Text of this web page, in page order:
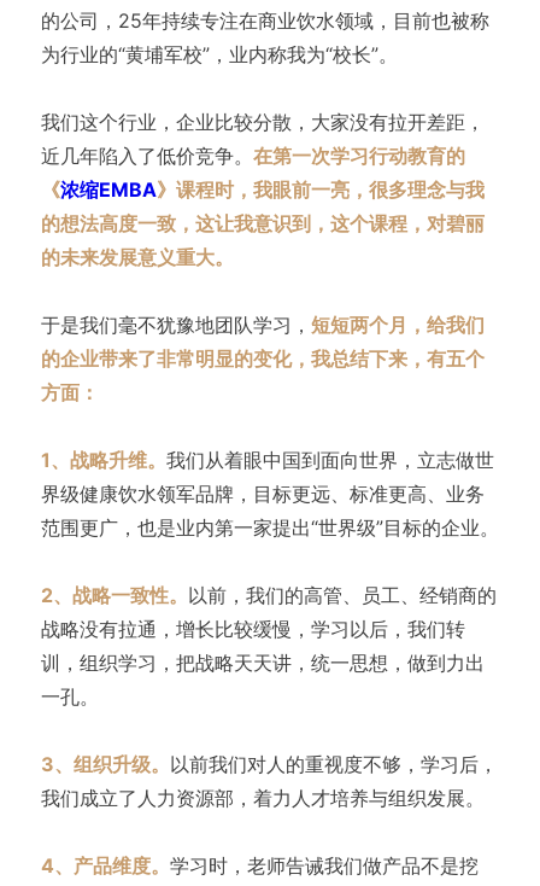
的公司，25年持续专注在商业饮水领域，目前也被称
为行业的“黄埔军校”，业内称我为“校长”。
我们这个行业，企业比较分散，大家没有拉开差距，
近几年陷入了低价竞争。 在第一次学习行动教育的
《浓缩EMBA》课程时，我眼前一亮，很多理念与我
的想法高度一致，这让我意识到，这个课程，对碧丽
的未来发展意义重大。
于是我们毫不犹豫地团队学习， 短短两个月，给我们
的企业带来了非常明显的变化，我总结下来，有五个
方面：
1、战略升维。 我们从着眼中国到面向世界，立志做世
界级健康饮水领军品牌，目标更远、标准更高、业务
范围更广，也是业内第一家提出“世界级”目标的企业。
2、战略一致性。 以前，我们的高管、员工、经销商的
战略没有拉通，增长比较缓慢，学习以后，我们转
训，组织学习，把战略天天讲，统一思想，做到力出
一孔。
3、组织升级。 以前我们对人的重视度不够，学习后，
我们成立了人力资源部，着力人才培养与组织发展。
4、产品维度。 学习时，老师告诫我们做产品不是挖